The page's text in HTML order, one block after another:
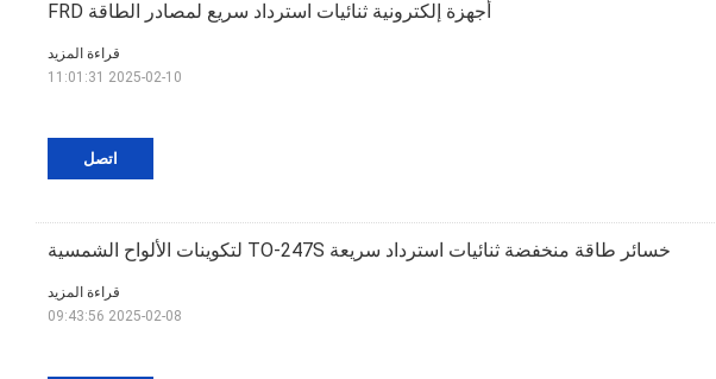
أجهزة إلكترونية ثنائيات استرداد سريع لمصادر الطاقة FRD
اتصل
قراءة المزيد
2025-02-10 11:01:31
خسائر طاقة منخفضة ثنائيات استرداد سريعة TO-247S لتكوينات الألواح الشمسية
قراءة المزيد
2025-02-08 09:43:56